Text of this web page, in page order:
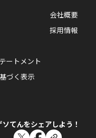
ートメント
づく表示
会社概要
採用情報
ソてんをシェアしよう！